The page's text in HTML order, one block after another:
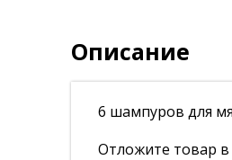
Описание
6 шампуров для
Отложите товар в